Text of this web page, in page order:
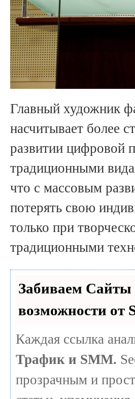
Главный художник
насчитывает более
развитии цифровой
традиционными
что с массовым
потерять свою
только при
традиционными
Забиваем
возможности от
Каждая ссылка
Трафик и SMM.
прозрачным и